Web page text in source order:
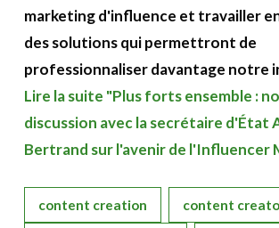
marketing d'influence et travailler
des solutions qui permettront de
professionnaliser davantage notre
Lire la suite "Plus forts ensemble :
discussion avec la secrétaire d'État
Bertrand sur l'avenir de l'Influencer
content creation content